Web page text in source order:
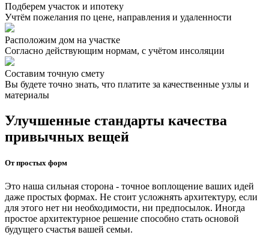
Подберем участок и ипотеку
Учтём пожелания по цене, направления и удаленности
Расположим дом на участке
Согласно действующим нормам, с учётом инсоляции
Составим точную смету
Вы будете точно знать, что платите за качественные узлы и
материалы
Улучшенные стандарты качества
привычных вещей
От простых форм
Это наша сильная сторона - точное воплощение ваших идей
даже простых формах. Не стоит усложнять архитектуру, если
для этого нет ни необходимости, ни предпосылок. Иногда
простое архитектурное решение способно стать основой
будущего счастья вашей семьи.